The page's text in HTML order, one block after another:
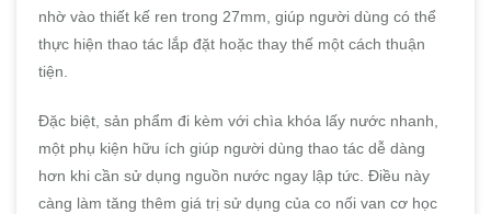
nhờ vào thiết kế ren trong 27mm, giúp người dùng có thể
thực hiện thao tác lắp đặt hoặc thay thế một cách thuận
tiện.
Đặc biệt, sản phẩm đi kèm với chìa khóa lấy nước nhanh,
một phụ kiện hữu ích giúp người dùng thao tác dễ dàng
hơn khi cần sử dụng nguồn nước ngay lập tức. Điều này
càng làm tăng thêm giá trị sử dụng của co nối van cơ học